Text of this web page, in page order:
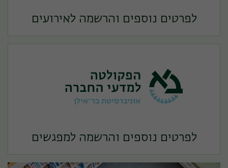
לפרטים נוספים והרשמה לאירועים
לפרטים נוספים והרשמה למפגשים